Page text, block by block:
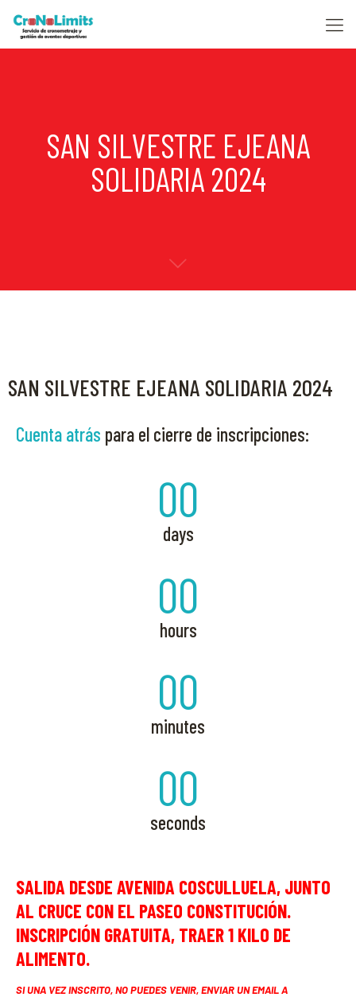
SAN SILVESTRE EJEANA
SOLIDARIA 2024
SAN SILVESTRE EJEANA SOLIDARIA 2024
Cuenta atrás para el cierre de inscripciones:
00
days
00
hours
00
minutes
00
seconds
SALIDA DESDE AVENIDA COSCULLUELA, JUNTO
AL CRUCE CON EL PASEO CONSTITUCIÓN.
INSCRIPCIÓN GRATUITA, TRAER 1 KILO DE
ALIMENTO.
SI UNA VEZ INSCRITO, NO PUEDES VENIR, ENVIAR UN EMAIL A